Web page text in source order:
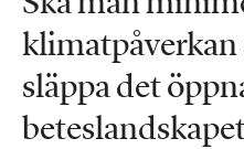
klimatpåverkan
släppa det